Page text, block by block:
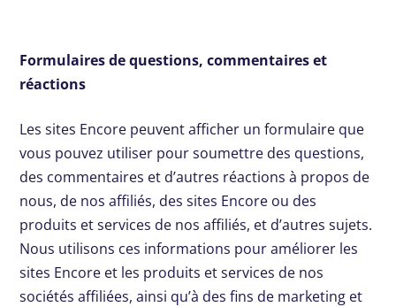
Formulaires de questions, commentaires et
réactions
Les sites Encore peuvent afficher un formulaire que
vous pouvez utiliser pour soumettre des questions,
des commentaires et d’autres réactions à propos de
nous, de nos affiliés, des sites Encore ou des
produits et services de nos affiliés, et d’autres sujets.
Nous utilisons ces informations pour améliorer les
sites Encore et les produits et services de nos
sociétés affiliées, ainsi qu’à des fins de marketing et